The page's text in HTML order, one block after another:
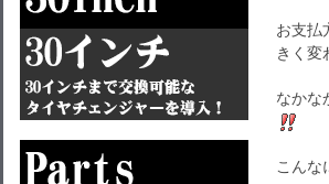
お支払
きく変
なかな
こんな